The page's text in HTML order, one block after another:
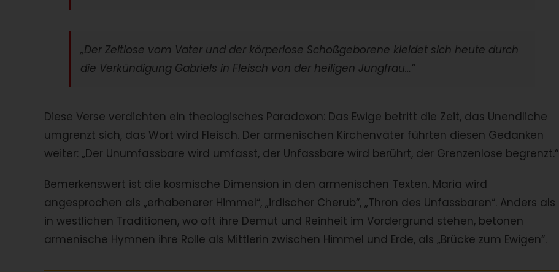
„Der Zeitlose vom Vater und der körperlose Schoßgeborene kleidet sich heute durch
die Verkündigung Gabriels in Fleisch von der heiligen Jungfrau…“
Diese Verse verdichten ein theologisches Paradoxon: Das Ewige betritt die Zeit, das Unendliche
umgrenzt sich, das Wort wird Fleisch. Der armenischen Kirchenväter führten diesen Gedanken
weiter: „Der Unumfassbare wird umfasst, der Unfassbare wird berührt, der Grenzenlose begrenzt.“
Bemerkenswert ist die kosmische Dimension in den armenischen Texten. Maria wird
angesprochen als „erhabenerer Himmel“, „irdischer Cherub“, „Thron des Unfassbaren“. Anders als
in westlichen Traditionen, wo oft ihre Demut und Reinheit im Vordergrund stehen, betonen
armenische Hymnen ihre Rolle als Mittlerin zwischen Himmel und Erde, als „Brücke zum Ewigen“.